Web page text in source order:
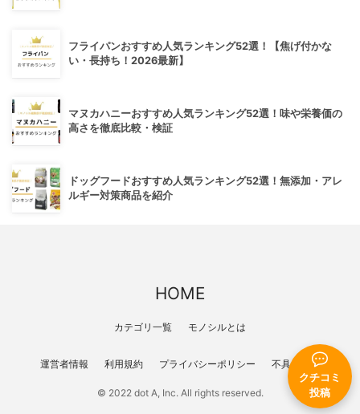
クチコミ
投稿
フライパンおすすめ人気ランキング52選！【焦げ付かな
い・長持ち！2026最新】
マヌカハニーおすすめ人気ランキング52選！味や栄養価の
高さを徹底比較・検証
ドッグフードおすすめ人気ランキング52選！無添加・アレ
ルギー対策商品を紹介
HOME
カテゴリ一覧 モノシルとは
運営者情報 利用規約 プライバシーポリシー 不具合報告
© 2022 dot A, Inc. All rights reserved.